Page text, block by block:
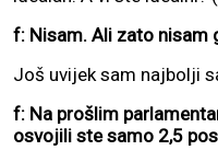
f: Nisam. Ali zato nisam
Još uvijek sam najbolji
f: Na prošlim
osvojili ste samo 2,5